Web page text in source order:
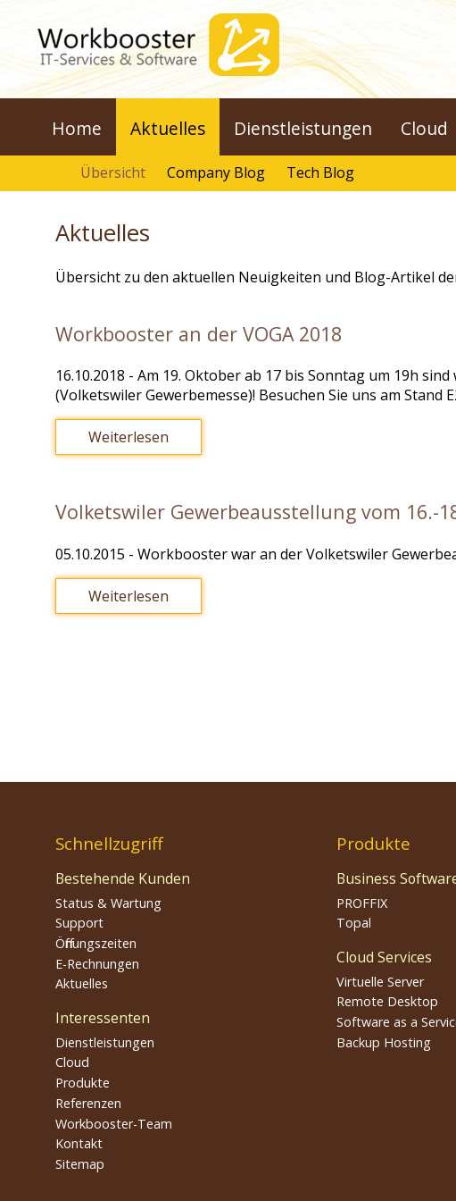
Home Aktuelles Dienstleistungen Cloud
Übersicht Company Blog Tech Blog
Aktuelles
Übersicht zu den aktuellen Neuigkeiten und Blog-Artikel
Workbooster an der VOGA 2018
16.10.2018 - Am 19. Oktober ab 17 bis Sonntag um 19h sind
(Volketswiler Gewerbemesse)! Besuchen Sie uns am Stand
Weiterlesen
Volketswiler Gewerbeausstellung vom 16.-
05.10.2015 - Workbooster war an der Volketswiler
Weiterlesen
Schnellzugriff
Bestehende Kunden
Status & Wartung
Support
Öffnungszeiten
E-Rechnungen
Aktuelles
Interessenten
Dienstleistungen
Cloud
Produkte
Referenzen
Workbooster-Team
Kontakt
Sitemap
Produkte
Business
PROFFIX
Topal
Cloud Services
Virtuelle Server
Remote Desktop
Software as a
Backup Hosting